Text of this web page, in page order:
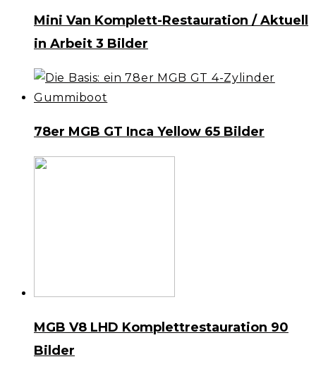
Mini Van Komplett-Restauration / Aktuell
in Arbeit 3 Bilder
78er MGB GT Inca Yellow 65 Bilder
MGB V8 LHD Komplettrestauration 90
Bilder